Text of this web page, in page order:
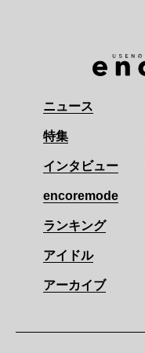
ニュース
特集
インタビュー
encoremode
ランキング
アイドル
アーカイブ